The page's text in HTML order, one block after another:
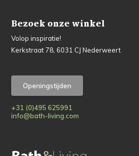
Bezoek onze winkel
Volop inspiratie!
Kerkstraat 78, 6031 CJ Nederweert
Openingstijden
+31 (0)495 625991
info@bath-living.com